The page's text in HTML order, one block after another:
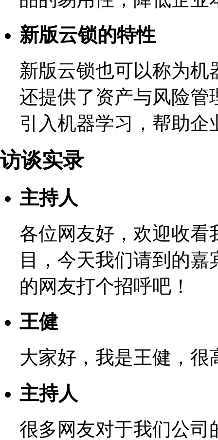
新版云锁的特性
新版云锁也可以称为
还提供了资产与风险管
引入机器学习，帮助
访谈实录
主持人
各位网友好，欢迎收看
目，今天我们请到的
的网友打个招呼吧！
王健
大家好，我是王健，很
主持人
很多网友对于我们公司